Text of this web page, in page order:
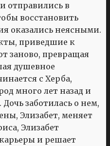
отправились в
восстановить
оказались неясными.
приведшие к
заново, превращая
душевное
с Херба,
много лет назад и
заботилась о нем,
Элизабет, меняет
Элизабет
и решает